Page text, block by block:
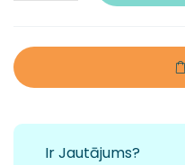
Ir Jautājums?